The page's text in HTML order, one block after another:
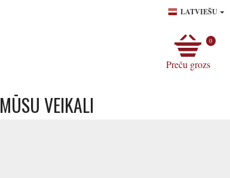
LATVIEŠU
Preču grozs
0
MŪSU VEIKALI